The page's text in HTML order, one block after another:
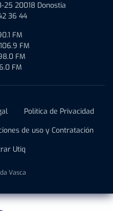
25 20018 Donostia
36 44
FM
106.9 FM
FM
FM
Política de Privacidad
de uso y Contratación
Utiq
Vasca